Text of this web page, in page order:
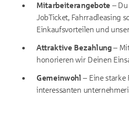
Mitarbeiterangebote –
JobTicket, Fahrradleasing
Einkaufsvorteilen und
Attraktive Bezahlung –
honorieren wir Deinen
Gemeinwohl– Eine starke
interessanten